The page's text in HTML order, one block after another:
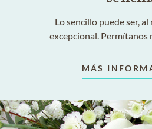
Lo sencillo puede ser,
excepcional. Permítanos
MÁS